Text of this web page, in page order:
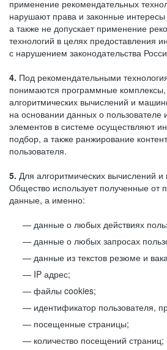
применение рекомендательных
нарушают права и законные
а также не допускает применение
технологий в целях предоставления
с нарушением законодательства
4. Под рекомендательными
понимаются программные
алгоритмических вычислений и
на основании данных о пользователе
элементов в системе осуществляют
подбор, а также ранжирование
пользователя.
5. Для алгоритмических вычислений
Общество использует полученные от
данные, а именно:
данные о любых действиях
данные о любых запросах
данные из текстов резюме и
IP адрес;
файлы cookies;
идентификатор пользователя,
посещенные страницы;
количество посещений страниц;